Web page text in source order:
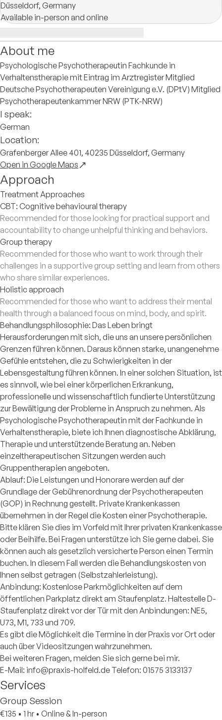
Düsseldorf, Germany
Available in-person and online
About me
Psychologische Psychotherapeutin Fachkunde in
Verhaltenstherapie mit Eintrag im Arztregister Mitglied
Deutsche Psychotherapeuten Vereinigung e.V. (DPtV) Mitglied
Psychotherapeutenkammer NRW (PTK-NRW)
I speak:
German
Location:
Grafenberger Allee 401, 40235 Düsseldorf, Germany
Open in Google Maps
Approach
Treatment Approaches
CBT: Cognitive behavioural therapy
Recommended for those looking for practical support and
accountability to change unhelpful thinking and behaviors.
Group therapy
Recommended for those who want to work through their
challenges in a supportive group setting and learn from others
who share similar experiences.
Holistic approach
Recommended for those who want to address their mental
health through a balanced focus on mind, body, and spirit.
Behandlungsphilosophie: Das Leben bringt
Herausforderungen mit sich, die uns an unsere persönlichen
Grenzen führen können. Daraus können starke, unangenehme
Gefühle entstehen, die zu Schwierigkeiten in der
Lebensgestaltung führen können. In einer solchen Situation, ist
es sinnvoll, wie bei einer körperlichen Erkrankung,
professionelle und wissenschaftlich fundierte Unterstützung
zur Bewältigung der Probleme in Anspruch zu nehmen. Als
Psychologische Psychotherapeutin mit der Fachkunde in
Verhaltenstherapie, biete ich Ihnen diagnostische Abklärung,
Therapie und unterstützende Beratung an. Neben
einzeltherapeutischen Sitzungen werden auch
Gruppentherapien angeboten.
Ablauf: Die Leistungen und Honorare werden auf der
Grundlage der Gebührenordnung der Psychotherapeuten
(GOP) in Rechnung gestellt. Private Krankenkassen
übernehmen in der Regel die Kosten einer Psychotherapie.
Bitte klären Sie dies im Vorfeld mit Ihrer privaten Krankenkasse
oder Beihilfe. Bei Fragen unterstütze ich Sie gerne dabei. Sie
können auch als gesetzlich versicherte Person einen Termin
buchen. In diesem Fall werden die Behandlungskosten von
Ihnen selbst getragen (Selbstzahlerleistung).
Anbindung: Kostenlose Parkmöglichkeiten auf dem
öffentlichen Parkplatz direkt am Staufenplatz. Haltestelle D-
Staufenplatz direkt vor der Tür mit den Anbindungen: NE5,
U73, M1, 733 und 709.
Es gibt die Möglichkeit die Termine in der Praxis vor Ort oder
auch über Videositzungen wahrzunehmen.
Bei weiteren Fragen, melden Sie sich gerne bei mir.
E-Mail: info@praxis-holfeld.de Telefon: 01575 3133137
Services
Group Session
€135 • 1 hr • Online & In-person